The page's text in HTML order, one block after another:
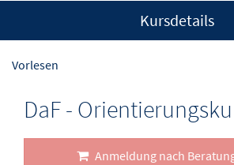
Kursdetails
Vorlesen
DaF -
Anmeldung nach